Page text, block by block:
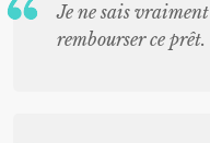
Je ne sais
rembourser ce prêt.